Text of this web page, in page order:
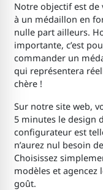
Notre objectif est de
à un médaillon en
nulle part ailleurs.
importante, c’est
commander un
qui représentera
chère !
Sur notre site web,
5 minutes le design
configurateur est
n’aurez nul besoin
Choisissez
modèles et
goût.